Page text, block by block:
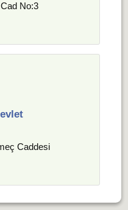
No:3
Caddesi